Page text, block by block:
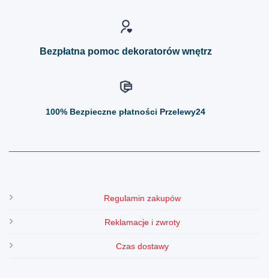
Bezpłatna pomoc dekoratorów wnętrz
100% Bezpieczne płatności Przelewy24
Regulamin zakupów
Reklamacje i zwroty
Czas dostawy